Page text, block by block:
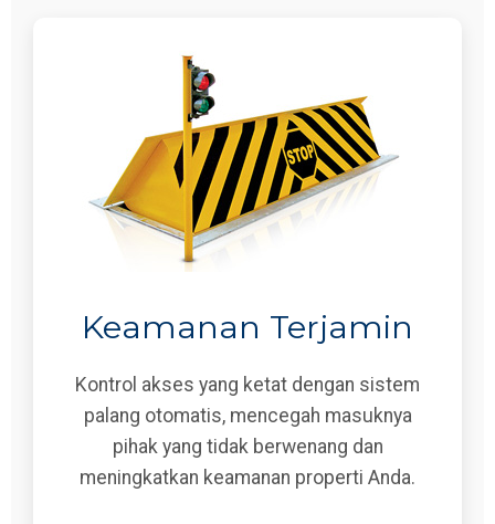
Keamanan Terjamin
Kontrol akses yang ketat dengan sistem
palang otomatis, mencegah masuknya
pihak yang tidak berwenang dan
meningkatkan keamanan properti Anda.